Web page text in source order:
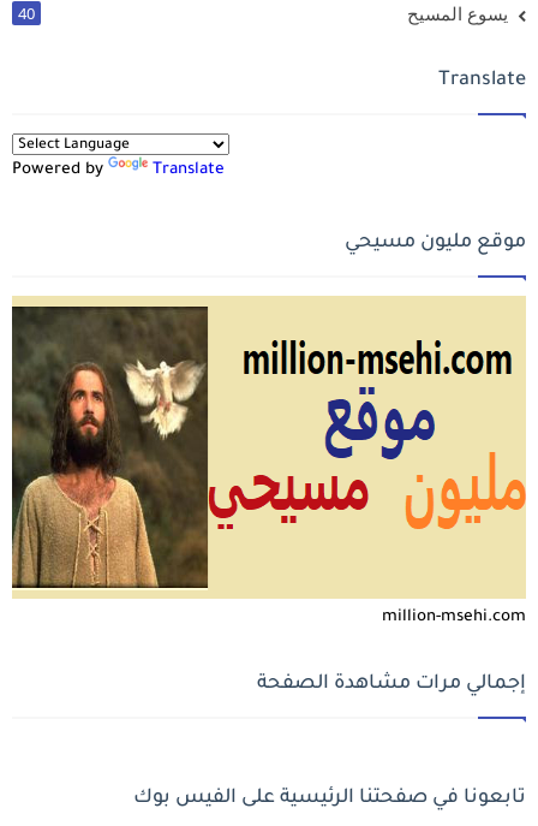
يسوع المسيح 40
Translate
Powered by Translate
موقع مليون مسيحي
million-msehi.com
إجمالي مرات مشاهدة الصفحة
تابعونا في صفحتنا الرئيسية على الفيس بوك